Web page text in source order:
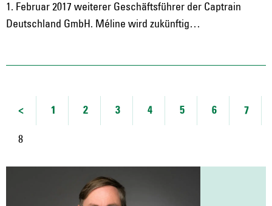
1. Februar 2017 weiterer Geschäftsführer der Captrain
Deutschland GmbH. Méline wird zukünftig…
1 2 3 4 5 6 7
8